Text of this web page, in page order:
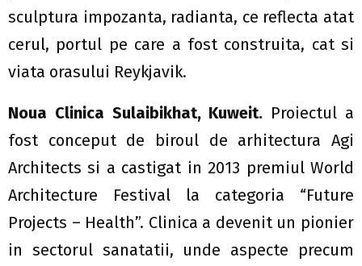
sculptura impozanta, radianta, ce reflecta atat
cerul, portul pe care a fost construita, cat si
viata orasului Reykjavik.
Noua Clinica Sulaibikhat, Kuweit. Proiectul a
fost conceput de biroul de arhitectura Agi
Architects si a castigat in 2013 premiul World
Architecture Festival la categoria “Future
Projects – Health”. Clinica a devenit un pionier
in sectorul sanatatii, unde aspecte precum